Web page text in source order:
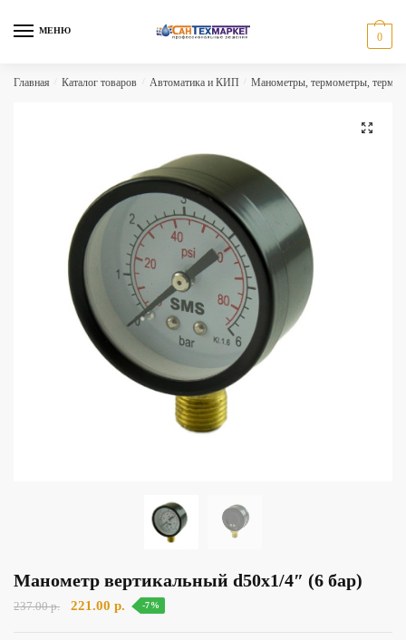
МЕНЮ
0
Главная Каталог товаров Автоматика и КИП Манометры, термометры,
🔍
Манометр вертикальный d50x1/4″ (6 бар)
237.00р.
Первоначальная
221.00 р. Текущая
-7%